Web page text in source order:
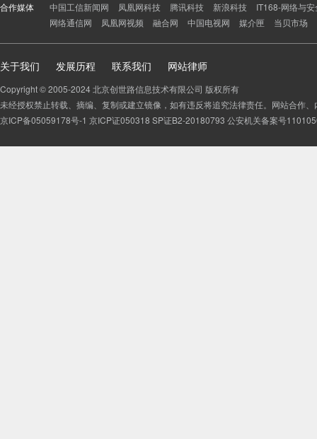
合作媒体 中国工信新闻网 凤凰网科技 腾讯科技 新浪科技
IT168-网络与
网络通信网
凤凰网视频 融合网 中国电视网 媒介匣 当贝市场
关于我们 发展历程 联系我们 网站律师
Copyright © 2005-2024 北京创世路信息技术有限公司 版权所有
未经授权禁止转载、摘编、复制或建立镜像，如有违反将追究法律责任。网站合作
京ICP备05059178号-1 京ICP证050318 SP证B2-20180793 公安机关备案号